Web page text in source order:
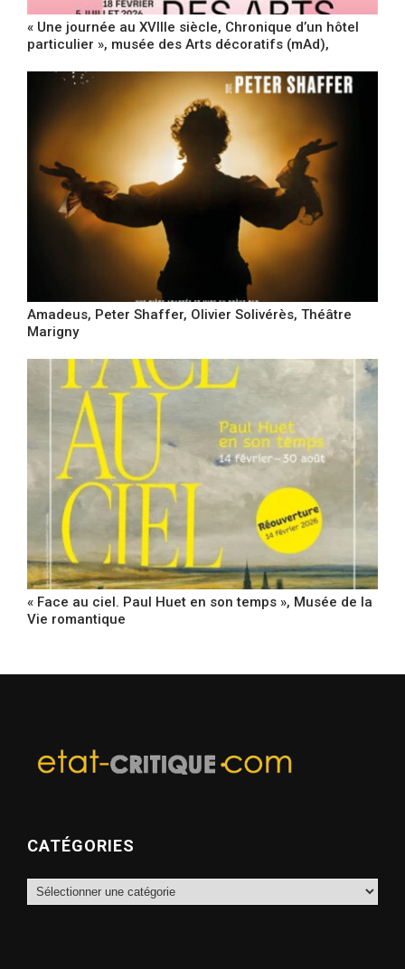
« Une journée au XVIIIe siècle, Chronique d’un hôtel
particulier », musée des Arts décoratifs (mAd),
Amadeus, Peter Shaffer, Olivier Solivérès, Théâtre
Marigny
« Face au ciel. Paul Huet en son temps », Musée de la
Vie romantique
CATÉGORIES
Catégories